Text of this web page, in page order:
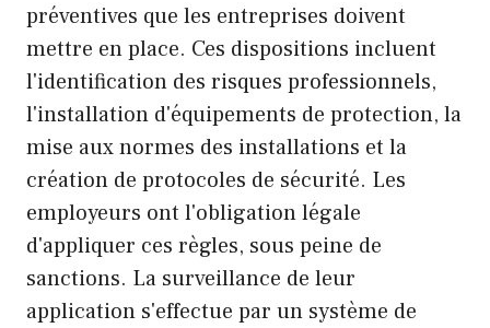
préventives que les entreprises doivent
mettre en place. Ces dispositions incluent
l'identification des risques professionnels,
l'installation d'équipements de protection, la
mise aux normes des installations et la
création de protocoles de sécurité. Les
employeurs ont l'obligation légale
d'appliquer ces règles, sous peine de
sanctions. La surveillance de leur
application s'effectue par un système de